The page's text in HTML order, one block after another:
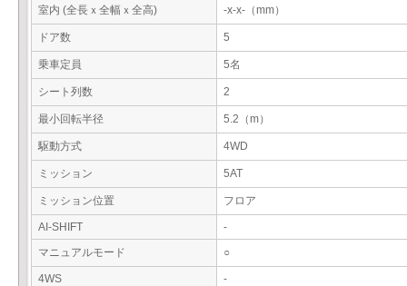
室内 (全長ｘ全幅ｘ全高) -x-x-（mm）
ドア数 5
乗車定員 5名
シート列数 2
最小回転半径 5.2（m）
駆動方式 4WD
ミッション 5AT
ミッション位置 フロア
AI-SHIFT
-
マニュアルモード
○
4WS -